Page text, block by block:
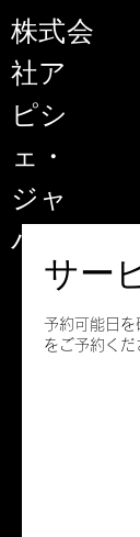
​株式会
社ア
ピシ
ェ・
ジャ
パン
サー
予約可能日を
をご予約くだ